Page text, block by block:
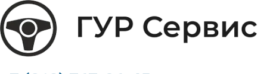
Перейти
к
содержимому